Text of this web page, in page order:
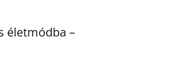
életmódba –